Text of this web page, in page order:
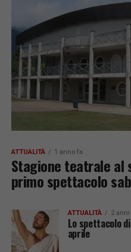
ATTUALITÀ 1 anno fa
Stagione teatrale al
primo spettacolo
ATTUALITÀ 2 anni
Lo spettacolo
aprile